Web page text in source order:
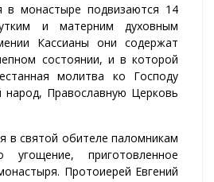
монастыре подвизаются 14
и матерним духовным
Кассианы они содержат
состоянии, и в которой
молитва ко Господу
народ, Православную Церковь
в святой обителе паломникам
угощение, приготовленное
Протоиерей Евгений